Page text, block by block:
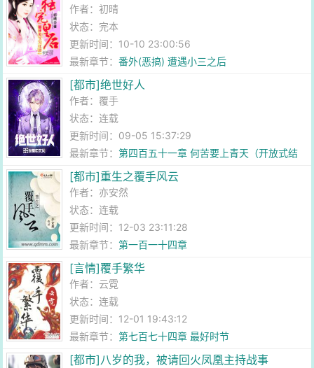
作者：初晴
状态：完本
更新时间：10-10 23:00:56
最新章节：番外(恶搞) 遭遇小三之后
[都市]绝世好人
作者： 覆手
状态：连载
更新时间：09-05 15:37:29
最新章节：第四百五十一章 何苦要上青天（开放式结
局
[都市]重生之覆手风云
作者： 亦安然
状态：连载
更新时间：12-03 23:11:28
最新章节：第一百一十四章
[言情]覆手繁华
作者： 云霓
状态：连载
更新时间：12-01 19:43:12
最新章节：第七百七十四章 最好时节
[都市]八岁的我，被请回火凤凰主持战事